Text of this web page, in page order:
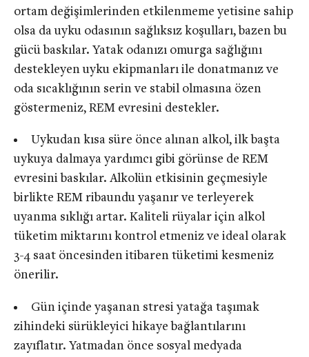
ortam değişimlerinden etkilenmeme yetisine sahip
olsa da uyku odasının sağlıksız koşulları, bazen bu
gücü baskılar. Yatak odanızı omurga sağlığını
destekleyen uyku ekipmanları ile donatmanız ve
oda sıcaklığının serin ve stabil olmasına özen
göstermeniz, REM evresini destekler.
Uykudan kısa süre önce alınan alkol, ilk başta
uykuya dalmaya yardımcı gibi görünse de REM
evresini baskılar. Alkolün etkisinin geçmesiyle
birlikte REM ribaundu yaşanır ve terleyerek
uyanma sıklığı artar. Kaliteli rüyalar için alkol
tüketim miktarını kontrol etmeniz ve ideal olarak
3-4 saat öncesinden itibaren tüketimi kesmeniz
önerilir.
Gün içinde yaşanan stresi yatağa taşımak
zihindeki sürükleyici hikaye bağlantılarını
zayıflatır. Yatmadan önce sosyal medyada